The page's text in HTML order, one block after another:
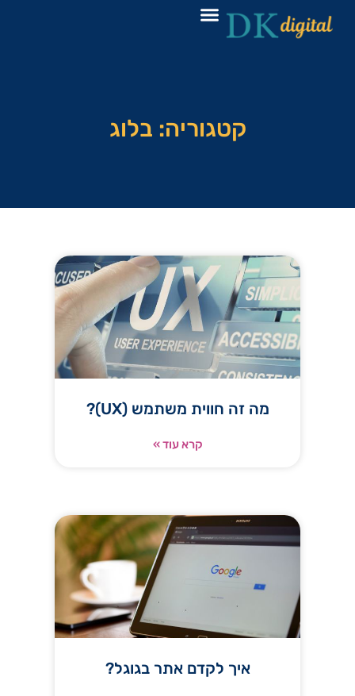
קטגוריה: בלוג
בלוג
מה זה חווית משתמש (UX)?
קרא עוד »
בלוג
איך לקדם אתר בגוגל?